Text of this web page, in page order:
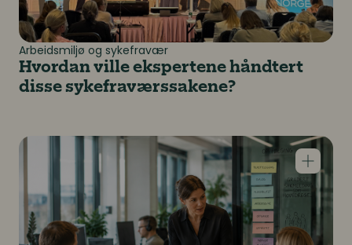
Arbeidsmiljø og sykefravær
Hvordan ville ekspertene håndtert
disse sykefraværssakene?
Gradert sykmelding skal bli normalen – er dere